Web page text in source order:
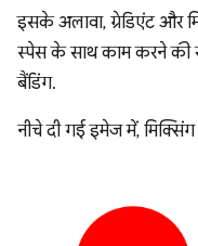
इसके अलावा, ग्रेडिएंट और
स्पेस के साथ काम करने की
बैंडिंग.
नीचे दी गई इमेज में,